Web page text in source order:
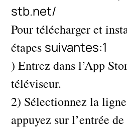
stb.net/
Pour télécharger et
étapes suivantes:1
) Entrez dans l’App
téléviseur.
2) Sélectionnez la
appuyez sur l’entrée